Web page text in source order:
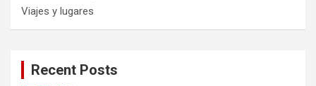
Viajes y lugares
Recent Posts